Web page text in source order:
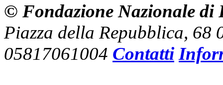
© Fondazione Nazionale di
Piazza della Repubblica, 68
05817061004 Contatti